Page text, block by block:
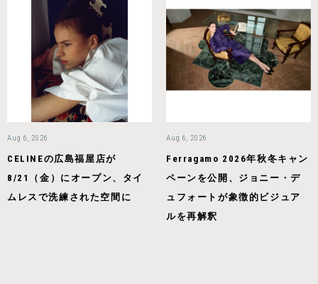
Aug 6, 2026
CELINEの広島福屋店が
8/21（金）にオープン、タイ
ムレスで洗練された空間に
Aug 6, 2026
Ferragamo 2026年秋冬キャン
ペーンを公開、ジョニー・デ
ュフォートが象徴的ビジュア
ルを再解釈